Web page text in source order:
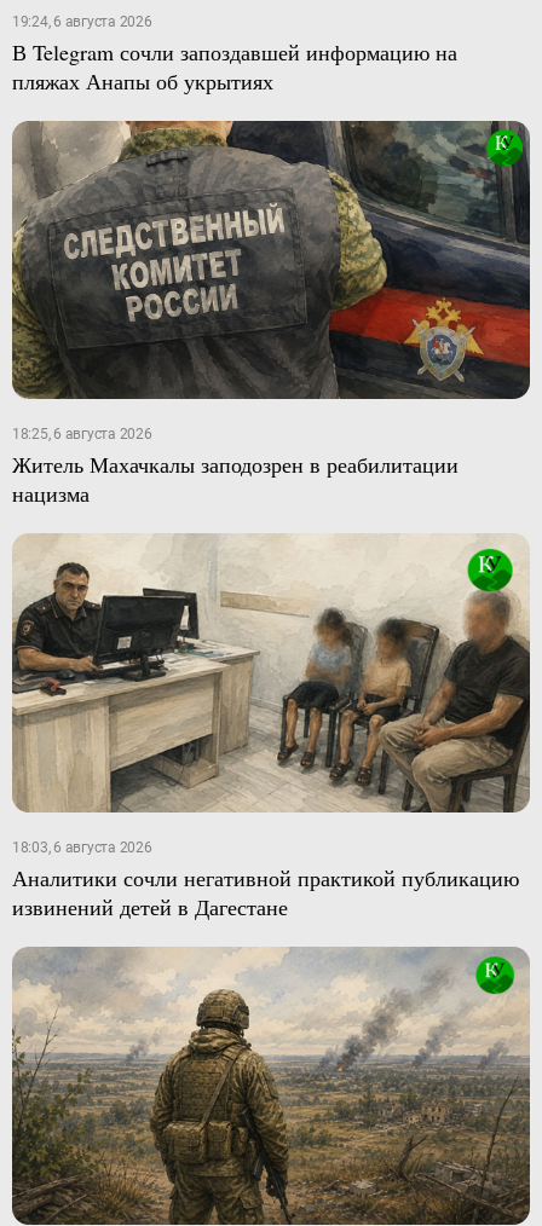
19:24, 6 августа 2026
В Telegram сочли запоздавшей информацию на
пляжах Анапы об укрытиях
18:25, 6 августа 2026
Житель Махачкалы заподозрен в реабилитации
нацизма
18:03, 6 августа 2026
Аналитики сочли негативной практикой публикацию
извинений детей в Дагестане